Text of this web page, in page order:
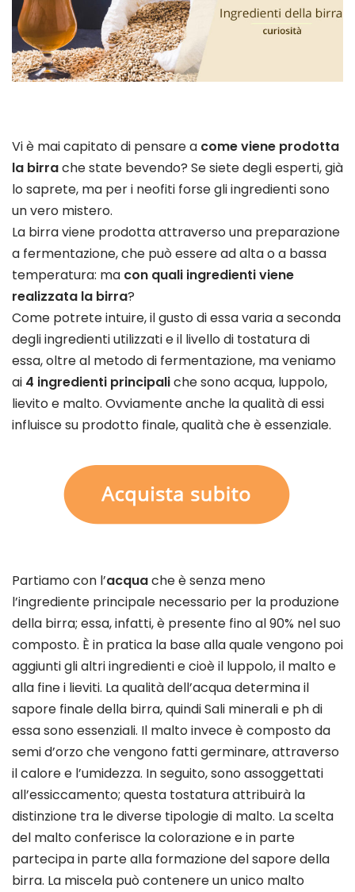
Vi è mai capitato di pensare a come viene prodotta
la birrache state bevendo? Se siete degli esperti, già
lo saprete, ma per i neofiti forse gli ingredienti sono
un vero mistero.
La birra viene prodotta attraverso una preparazione
a fermentazione, che può essere ad alta o a bassa
temperatura: ma con quali ingredienti viene
realizzata la birra?
Come potrete intuire, il gusto di essa varia a seconda
degli ingredienti utilizzati e il livello di tostatura di
essa, oltre al metodo di fermentazione, ma veniamo
ai 4 ingredienti principaliche sono acqua, luppolo,
lievito e malto. Ovviamente anche la qualità di essi
influisce su prodotto finale, qualità che è essenziale.
Partiamo con l’acquache è senza meno
l’ingrediente principale necessario per la produzione
della birra; essa, infatti, è presente fino al 90% nel suo
composto. È in pratica la base alla quale vengono poi
aggiunti gli altri ingredienti e cioè il luppolo, il malto e
alla fine i lieviti. La qualità dell’acqua determina il
sapore finale della birra, quindi Sali minerali e ph di
essa sono essenziali. Il malto invece è composto da
semi d’orzo che vengono fatti germinare, attraverso
il calore e l’umidezza. In seguito, sono assoggettati
all’essiccamento; questa tostatura attribuirà la
distinzione tra le diverse tipologie di malto. La scelta
del malto conferisce la colorazione e in parte
partecipa in parte alla formazione del sapore della
birra. La miscela può contenere un unico malto